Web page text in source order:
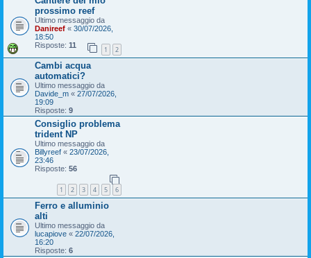
prossimo reef
Ultimo messaggio da
Danireef « 30/07/2026,
18:50
Risposte: 11 1 2
Cambi acqua
automatici?
Ultimo messaggio da
Davide_m « 27/07/2026,
19:09
Risposte: 9
Consiglio problema
trident NP
Ultimo messaggio da
Billyreef « 23/07/2026,
23:46
Risposte: 56
1 2 3 4 5 6
Ferro e alluminio
alti
Ultimo messaggio da
lucapiove « 22/07/2026,
16:20
Risposte: 6